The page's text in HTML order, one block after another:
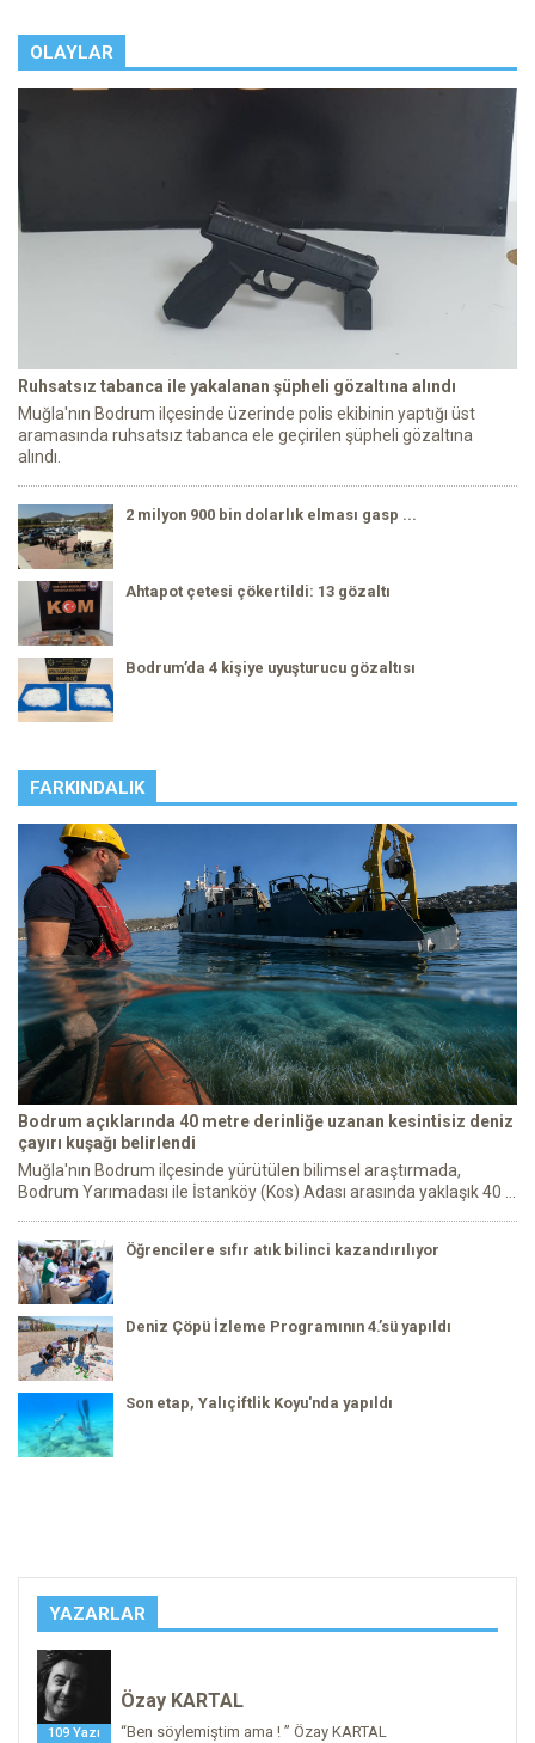
OLAYLAR
Ruhsatsız tabanca ile yakalanan şüpheli gözaltına alındı
Muğla'nın Bodrum ilçesinde üzerinde polis ekibinin yaptığı üst
aramasında ruhsatsız tabanca ele geçirilen şüpheli gözaltına
alındı.
2 milyon 900 bin dolarlık elması gasp ...
Ahtapot çetesi çökertildi: 13 gözaltı
Bodrum’da 4 kişiye uyuşturucu gözaltısı
FARKINDALIK
Bodrum açıklarında 40 metre derinliğe uzanan kesintisiz deniz
çayırı kuşağı belirlendi
Muğla'nın Bodrum ilçesinde yürütülen bilimsel araştırmada,
Bodrum Yarımadası ile İstanköy (Kos) Adası arasında yaklaşık 40 ...
Öğrencilere sıfır atık bilinci kazandırılıyor
Deniz Çöpü İzleme Programının 4.’sü yapıldı
Son etap, Yalıçiftlik Koyu'nda yapıldı
YAZARLAR
109 Yazı
Özay KARTAL
“Ben söylemiştim ama ! ” Özay KARTAL